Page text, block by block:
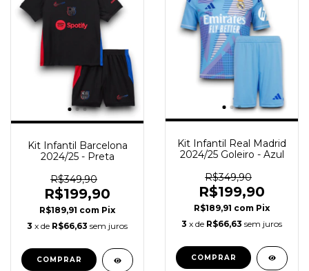
Kit Infantil Barcelona
2024/25 - Preta
R$349,90
R$199,90
R$189,91 com Pix
3 x de R$66,63 sem juros
COMPRAR
Kit Infantil Real Madrid
2024/25 Goleiro - Azul
R$349,90
R$199,90
R$189,91 com Pix
3 x de R$66,63 sem juros
COMPRAR